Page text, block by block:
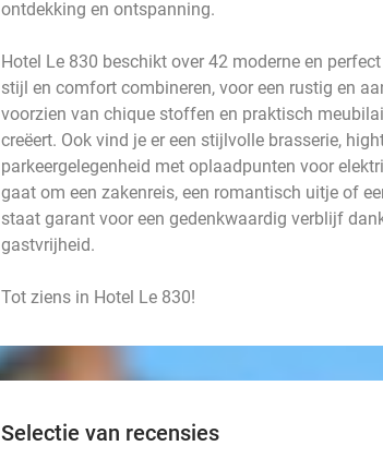
ontdekking en ontspanning.
Hotel Le 830 beschikt over 42 moderne en
stijl en comfort combineren, voor een rustig en
voorzien van chique stoffen en praktisch
creëert. Ook vind je er een stijlvolle brasserie,
parkeergelegenheid met oplaadpunten voor
gaat om een zakenreis, een romantisch uitje of
staat garant voor een gedenkwaardig verblijf
gastvrijheid.
Tot ziens in Hotel Le 830!
Selectie van recensies